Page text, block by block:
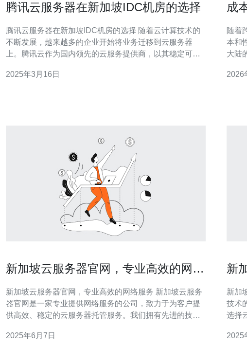
腾讯云服务器在新加坡IDC机房的选择
腾讯云服务器在新加坡IDC机房的选择 随着云计算技术的
不断发展，越来越多的企业开始将业务迁移到云服务器
上。腾讯云作为国内领先的云服务提供商，以其稳定可靠
睐。其中，腾讯云服务器在新加坡IDC机房备受关注。本
2025年3月16日
成
随着
本和
大陆
先从
2026
新加坡云服务器官网，专业高效的网络
新加坡云服务器官网，专业高效的网络服务 新加坡云服务
器官网是一家专业提供网络服务的公司，致力于为客户提
供高效、稳定的云服务器托管服务。我们拥有先进的技术
全方位的网络解决方案。 我们提供各种类型的云服务器，
2025年6月7日
新
新加
技术
选择
商，为
2025